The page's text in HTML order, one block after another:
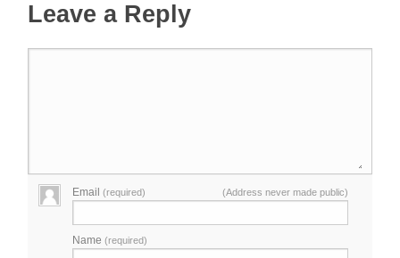
Leave a Reply
Email(required) (Address never made public)
Name(required)